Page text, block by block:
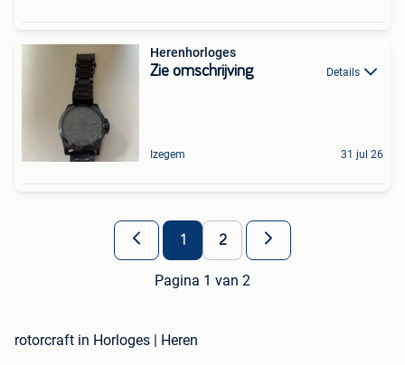
Herenhorloges
Zie omschrijving Details
Izegem 31 jul 26
1 2
Pagina 1 van 2
rotorcraft in Horloges | Heren